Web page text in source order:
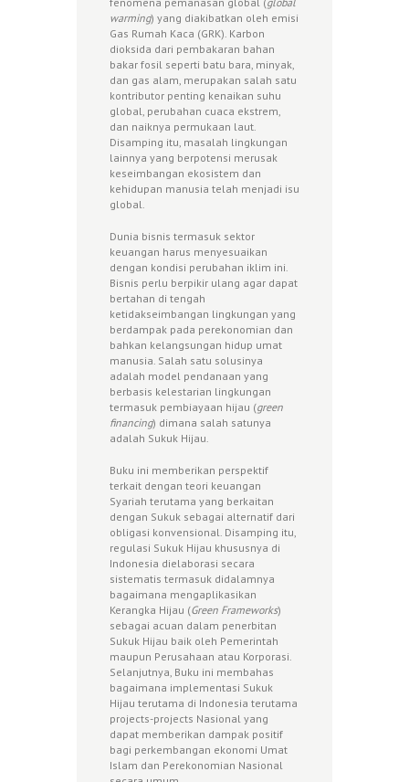
warming) yang diakibatkan oleh emisi
Gas Rumah Kaca (GRK). Karbon
dioksida dari pembakaran bahan
bakar fosil seperti batu bara, minyak,
dan gas alam, merupakan salah satu
kontributor penting kenaikan suhu
global, perubahan cuaca ekstrem,
dan naiknya permukaan laut.
Disamping itu, masalah lingkungan
lainnya yang berpotensi merusak
keseimbangan ekosistem dan
kehidupan manusia telah menjadi isu
global.
Dunia bisnis termasuk sektor
keuangan harus menyesuaikan
dengan kondisi perubahan iklim ini.
Bisnis perlu berpikir ulang agar dapat
bertahan di tengah
ketidakseimbangan lingkungan yang
berdampak pada perekonomian dan
bahkan kelangsungan hidup umat
manusia. Salah satu solusinya
adalah model pendanaan yang
berbasis kelestarian lingkungan
termasuk pembiayaan hijau (green
financing) dimana salah satunya
adalah Sukuk Hijau.
Buku ini memberikan perspektif
terkait dengan teori keuangan
Syariah terutama yang berkaitan
dengan Sukuk sebagai alternatif dari
obligasi konvensional. Disamping itu,
regulasi Sukuk Hijau khususnya di
Indonesia dielaborasi secara
sistematis termasuk didalamnya
bagaimana mengaplikasikan
Kerangka Hijau (Green Frameworks)
sebagai acuan dalam penerbitan
Sukuk Hijau baik oleh Pemerintah
maupun Perusahaan atau Korporasi.
Selanjutnya, Buku ini membahas
bagaimana implementasi Sukuk
Hijau terutama di Indonesia terutama
projects-projects Nasional yang
dapat memberikan dampak positif
bagi perkembangan ekonomi Umat
Islam dan Perekonomian Nasional